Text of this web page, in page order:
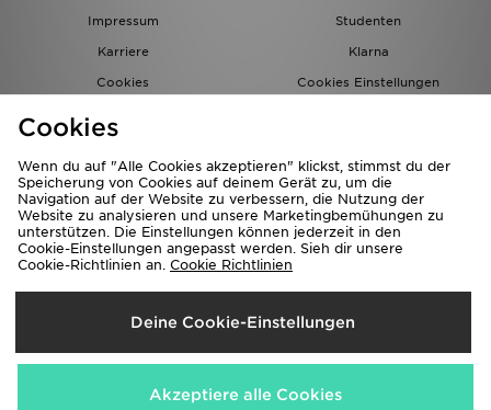
Impressum
Studenten
Karriere
Klarna
Cookies
Cookies Einstellungen
Lieferung Nach
Deutschland
Wir akzeptieren folgende Zahlungsmethoden
Cookies
Wenn du auf "Alle Cookies akzeptieren" klickst, stimmst du der
Speicherung von Cookies auf deinem Gerät zu, um die
Navigation auf der Website zu verbessern, die Nutzung der
Website zu analysieren und unsere Marketingbemühungen zu
unterstützen. Die Einstellungen können jederzeit in den
Cookie-Einstellungen angepasst werden. Sieh dir unsere
Cookie-Richtlinien an. Cookie Richtlinien
Deine Cookie-Einstellungen
Akzeptiere alle Cookies